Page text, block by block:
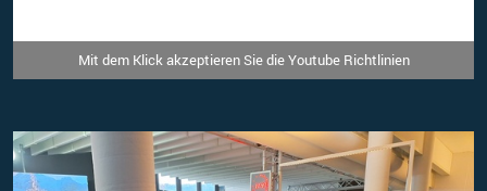
Mit dem Klick akzeptieren Sie die Youtube Richtlinien